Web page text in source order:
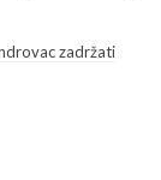
zadržati